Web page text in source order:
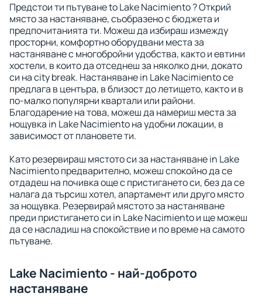
Предстои ти пътуване to Lake Nacimiento ? Открий
място за настаняване, съобразено с бюджета и
предпочитанията ти. Можеш да избираш измежду
просторни, комфортно оборудвани места за
настаняване с многобройни удобства, както и евтини
хостели, в които да отседнеш за няколко дни, докато
си на city break. Настаняване in Lake Nacimiento се
предлага в центъра, в близост до летището, както и в
по-малко популярни квартали или райони.
Благодарение на това, можеш да намериш места за
нощувка in Lake Nacimiento на удобни локации, в
зависимост от плановете ти.
Като резервираш мястото си за настаняване in Lake
Nacimiento предварително, можеш спокойно да се
отдадеш на почивка още с пристигането си, без да се
налага да търсиш хотел, апартамент или друго място
за нощувка. Резервирай мястото за настаняване
преди пристигането си in Lake Nacimiento и ще можеш
да се насладиш на спокойствие и по време на самото
пътуване.
Lake Nacimiento - най-доброто
настаняване